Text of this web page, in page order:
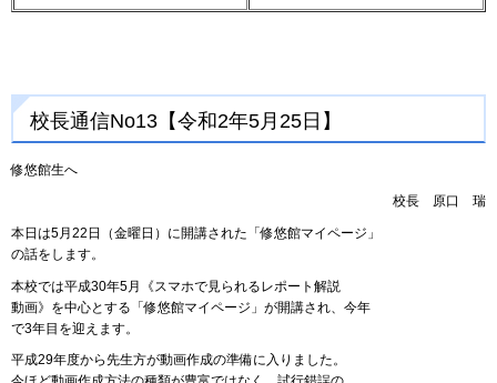
校長通信No13【令和2年5月25日】
修悠館生へ
校長 原口 瑞
本日は5月22日（金曜日）に開講された「修悠館マイページ」
の話をします。
本校では平成30年5月《スマホで見られるレポート解説
動画》を中心とする「修悠館マイページ」が開講され、今年
で3年目を迎えます。
平成29年度から先生方が動画作成の準備に入りました。